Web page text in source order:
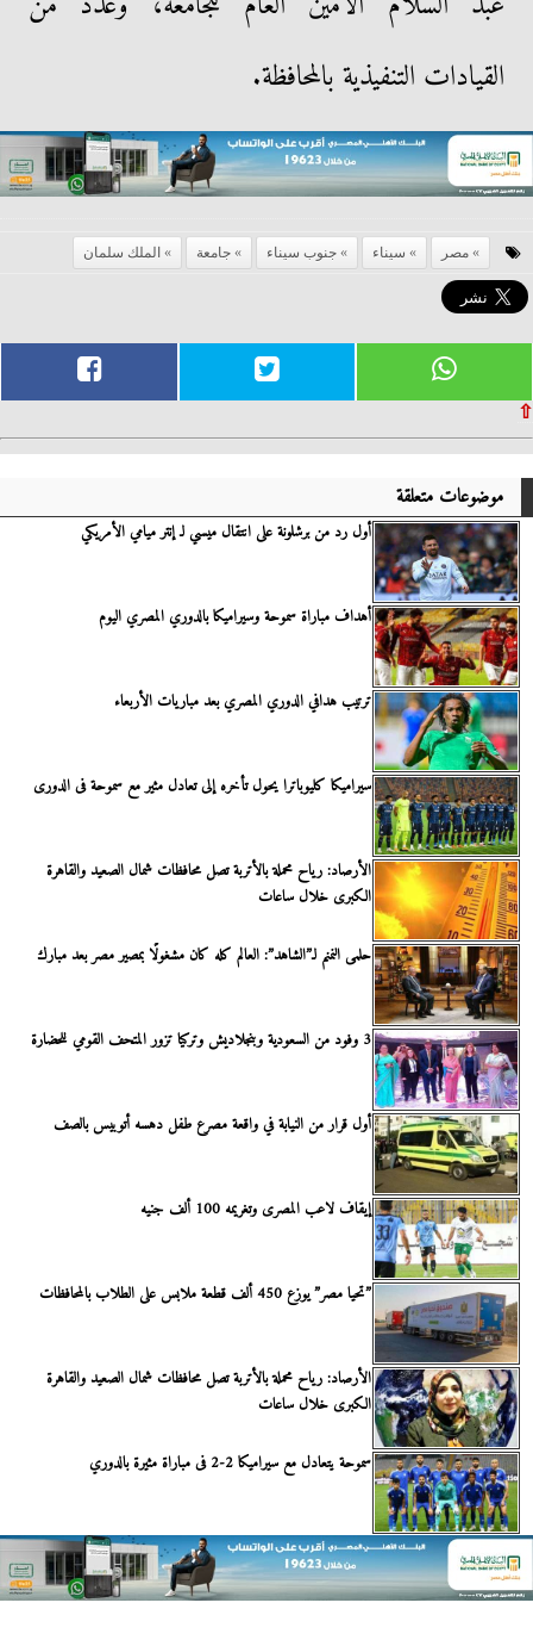
القيادات التنفيذية بالمحافظة.
مصر سيناء جنوب سيناء جامعة الملك سلمان
⇧
موضوعات متعلقة
أول رد من برشلونة على انتقال ميسي لـ إنتر ميامي الأمريكي
أهداف مباراة سموحة وسيراميكا بالدوري المصري اليوم
ترتيب هدافي الدوري المصري بعد مباريات الأربعاء
سيراميكا كليوباترا يحول تأخره إلى تعادل مثير مع سموحة فى الدورى
الأرصاد: رياح محملة بالأتربة تصل محافظات شمال الصعيد والقاهرة
الكبرى خلال ساعات
حلمى النمنم لـ”الشاهد”: العالم كله كان مشغولًا بمصير مصر بعد مبارك
3 وفود من السعودية وبنجلاديش وتركيا تزور المتحف القومي للحضارة
أول قرار من النيابة في واقعة مصرع طفل دهسه أتوبيس بالصف
إيقاف لاعب المصرى وتغريمه 100 ألف جنيه
”تحيا مصر” يوزع 450 ألف قطعة ملابس على الطلاب بالمحافظات
الأرصاد: رياح محملة بالأتربة تصل محافظات شمال الصعيد والقاهرة
الكبرى خلال ساعات
سموحة يتعادل مع سيراميكا 2-2 فى مباراة مثيرة بالدوري